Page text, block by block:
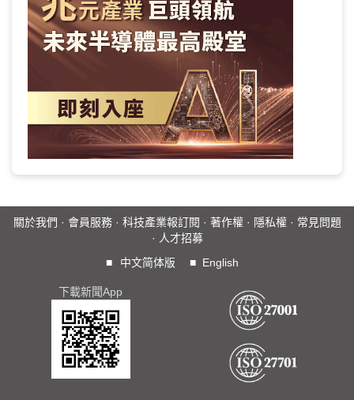
關於我們 · 會員服務· 科技產業報訂閱 · 著作權· 隱私權· 常見問題
· 人才招募
■
中文简体版 ■ English
下載新聞App